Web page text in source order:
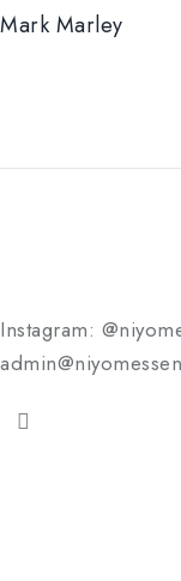
Mark Marley
Instagram: